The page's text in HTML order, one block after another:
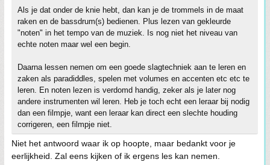
Als je dat onder de knie hebt, dan kan je de trommels in de maat
raken en de bassdrum(s) bedienen. Plus lezen van gekleurde
"noten" in het tempo van de muziek. Is nog niet het niveau van
echte noten maar wel een begin.
Daarna lessen nemen om een goede slagtechniek aan te leren en
zaken als paradiddles, spelen met volumes en accenten etc etc te
leren. En noten lezen is verdomd handig, zeker als je later nog
andere instrumenten wil leren. Heb je toch echt een leraar bij nodig
dan een filmpje, want een leraar kan direct een slechte houding
corrigeren, een filmpje niet.
Niet het antwoord waar ik op hoopte, maar bedankt voor je
eerlijkheid. Zal eens kijken of ik ergens les kan nemen.